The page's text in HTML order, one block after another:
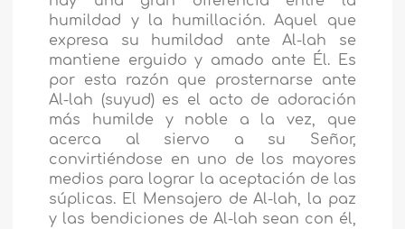
humildad y la humillación. Aquel que
expresa su humildad ante Al-lah se
mantiene erguido y amado ante Él. Es
por esta razón que prosternarse ante
Al-lah (suyud) es el acto de adoración
más humilde y noble a la vez, que
acerca al siervo a su Señor,
convirtiéndose en uno de los mayores
medios para lograr la aceptación de las
súplicas. El Mensajero de Al-lah, la paz
y las bendiciones de Al-lah sean con él,